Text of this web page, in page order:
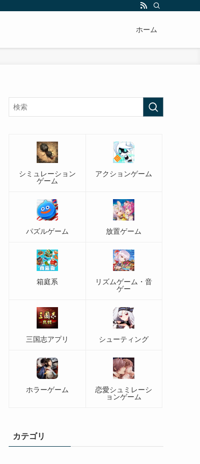
ホーム
シミュレーション
ゲーム
アクションゲーム
パズルゲーム 放置ゲーム
箱庭系
リズムゲーム・音
ゲー
三国志アプリ シューティング
ホラーゲーム
恋愛シュミレーシ
ョンゲーム
カテゴリ